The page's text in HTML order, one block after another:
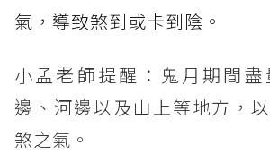
氣，導致煞到或卡到陰。
小孟老師提醒：鬼月期間
邊、河邊以及山上等地方，
煞之氣。